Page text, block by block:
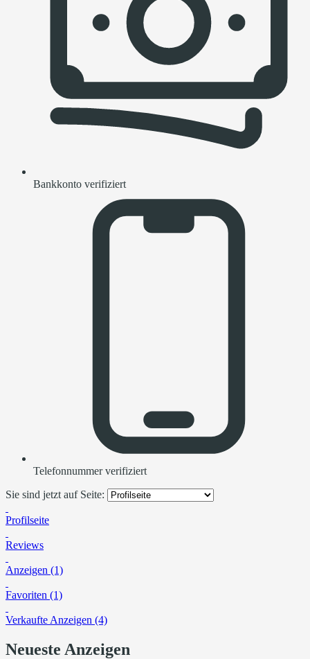
Bankkonto verifiziert
Telefonnummer verifiziert
Sie sind jetzt auf Seite:
Profilseite
Reviews
Anzeigen (1)
Favoriten (1)
Verkaufte Anzeigen (4)
Neueste Anzeigen